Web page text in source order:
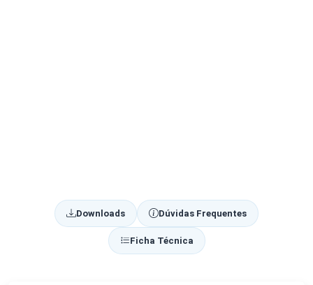
Downloads Dúvidas Frequentes
Ficha Técnica